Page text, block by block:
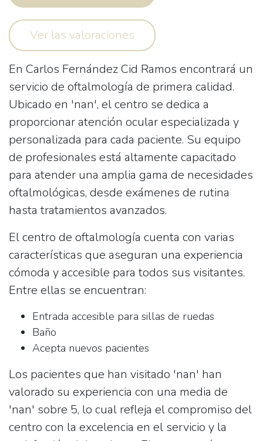
Ver las valoraciones
En Carlos Fernández Cid Ramos encontrará un
servicio de oftalmología de primera calidad.
Ubicado en 'nan', el centro se dedica a
proporcionar atención ocular especializada y
personalizada para cada paciente. Su equipo
de profesionales está altamente capacitado
para atender una amplia gama de necesidades
oftalmológicas, desde exámenes de rutina
hasta tratamientos avanzados.
El centro de oftalmología cuenta con varias
características que aseguran una experiencia
cómoda y accesible para todos sus visitantes.
Entre ellas se encuentran:
Entrada accesible para sillas de ruedas
Baño
Acepta nuevos pacientes
Los pacientes que han visitado 'nan' han
valorado su experiencia con una media de
'nan' sobre 5, lo cual refleja el compromiso del
centro con la excelencia en el servicio y la